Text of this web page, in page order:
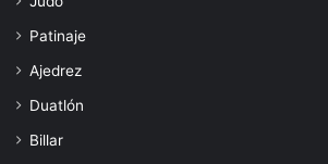
Patinaje
Ajedrez
Duatlón
Billar